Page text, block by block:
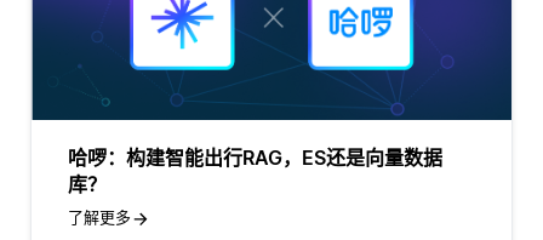
哈啰：构建智能出行RAG，ES还是向量数据
库？
了解更多